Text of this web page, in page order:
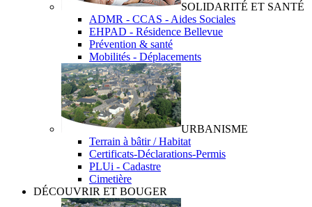
SOLIDARITÉ ET SANTÉ
ADMR - CCAS - Aides Sociales
EHPAD - Résidence Bellevue
Prévention & santé
Mobilités - Déplacements
URBANISME
Terrain à bâtir / Habitat
Certificats-Déclarations-Permis
PLUi - Cadastre
Cimetière
DÉCOUVRIR ET BOUGER